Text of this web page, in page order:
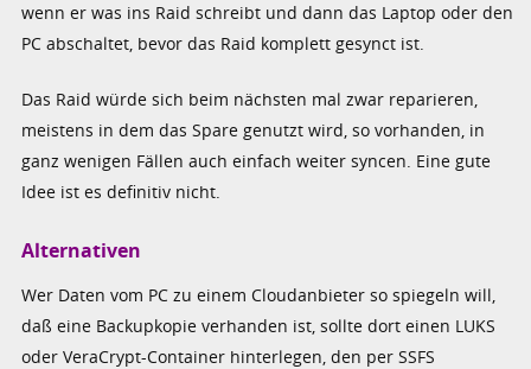
wenn er was ins Raid schreibt und dann das Laptop oder den
PC abschaltet, bevor das Raid komplett gesynct ist.
Das Raid würde sich beim nächsten mal zwar reparieren,
meistens in dem das Spare genutzt wird, so vorhanden, in
ganz wenigen Fällen auch einfach weiter syncen. Eine gute
Idee ist es definitiv nicht.
Alternativen
Wer Daten vom PC zu einem Cloudanbieter so spiegeln will,
daß eine Backupkopie verhanden ist, sollte dort einen LUKS
oder VeraCrypt-Container hinterlegen, den per SSFS